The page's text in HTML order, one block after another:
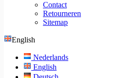
Contact
Retourneren
Sitemap
English
Nederlands
English